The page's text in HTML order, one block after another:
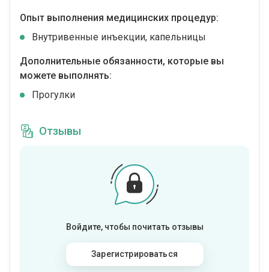
Опыт выполнения медицинских процедур:
Внутривенные инъекции, капельницы
Дополнительные обязанности, которые вы
можете выполнять:
Прогулки
Отзывы
Войдите, чтобы почитать отзывы
Зарегистрироваться